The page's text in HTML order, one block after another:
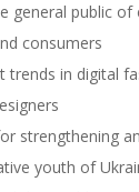
general public of
consumers
trends in digital
strengthening
youth of